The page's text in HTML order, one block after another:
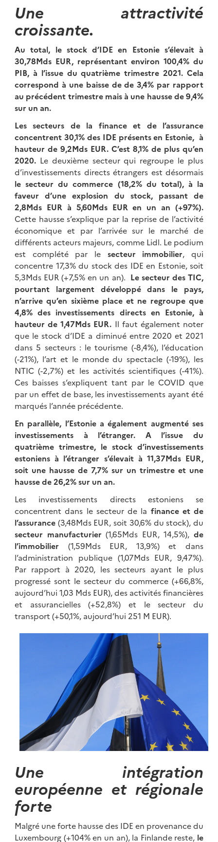
Une attractivité
croissante.
Au total, le stock d’IDE en Estonie s’élevait à
30,78Mds EUR, représentant environ 100,4% du
PIB, à l’issue du quatrième trimestre 2021. Cela
correspond à une baisse de de 3,4% par rapport
au précédent trimestre mais à une hausse de 9,4%
sur un an.
Les secteurs de la finance et de l’assurance
concentrent 30,1% des IDE présents en Estonie, à
hauteur de 9,2Mds EUR. C’est 8,1% de plus qu’en
2020. Le deuxième secteur qui regroupe le plus
d’investissements directs étrangers est désormais
le secteur du commerce (18,2% du total), à la
faveur d’une explosion du stock, passant de
2,8Mds EUR à 5,60Mds EUR en un an (+97%).
Cette hausse s’explique par la reprise de l’activité
économique et par l’arrivée sur le marché de
différents acteurs majeurs, comme Lidl. Le podium
est complété par le secteur immobilier, qui
concentre 17,3% du stock des IDE en Estonie, soit
5,3Mds EUR (+7,5% en un an). Le secteur des TIC,
pourtant largement développé dans le pays,
n’arrive qu’en sixième place et ne regroupe que
4,8% des investissements directs en Estonie, à
hauteur de 1,47Mds EUR. Il faut également noter
que le stock d’IDE a diminué entre 2020 et 2021
dans 5 secteurs : le tourisme (-8,4%), l’éducation
(-21%), l’art et le monde du spectacle (-19%), les
NTIC (-2,7%) et les activités scientifiques (-41%).
Ces baisses s’expliquent tant par le COVID que
par un effet de base, les investissements ayant été
marqués l’année précédente.
En parallèle, l’Estonie a également augmenté ses
investissements à l’étranger. A l’issue du
quatrième trimestre, le stock d’investissements
estoniens à l’étranger s’élevait à 11,37Mds EUR,
soit une hausse de 7,7% sur un trimestre et une
hausse de 26,2% sur un an.
Les investissements directs estoniens se
concentrent dans le secteur de la finance et de
l’assurance (3,48Mds EUR, soit 30,6% du stock), du
secteur manufacturier (1,65Mds EUR, 14,5%),de
l’immobilier (1,59Mds EUR, 13,9%) et dans
l’administration publique (1,07Mds EUR, 9,47%).
Par rapport à 2020, les secteurs ayant le plus
progressé sont le secteur du commerce (+66,8%,
aujourd’hui 1,03 Mds EUR), des activités financières
et assurancielles (+52,8%) et le secteur du
transport (+50,1%, aujourd’hui 251 M EUR).
Une intégration
européenne et régionale
forte
Malgré une forte hausse des IDE en provenance du
Luxembourg (+104% en un an), la Finlande reste, le